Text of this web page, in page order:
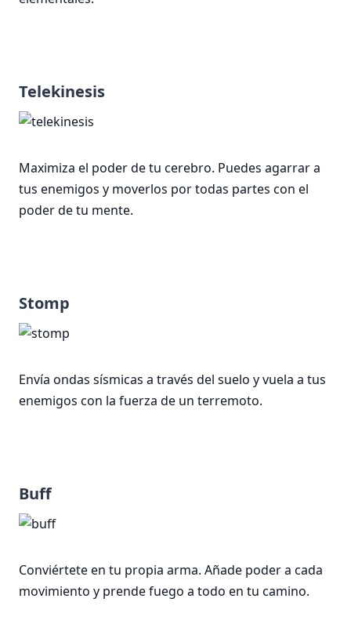
Telekinesis
Maximiza el poder de tu cerebro. Puedes agarrar a
tus enemigos y moverlos por todas partes con el
poder de tu mente.
Stomp
Envía ondas sísmicas a través del suelo y vuela a tus
enemigos con la fuerza de un terremoto.
Buff
Conviértete en tu propia arma. Añade poder a cada
movimiento y prende fuego a todo en tu camino.